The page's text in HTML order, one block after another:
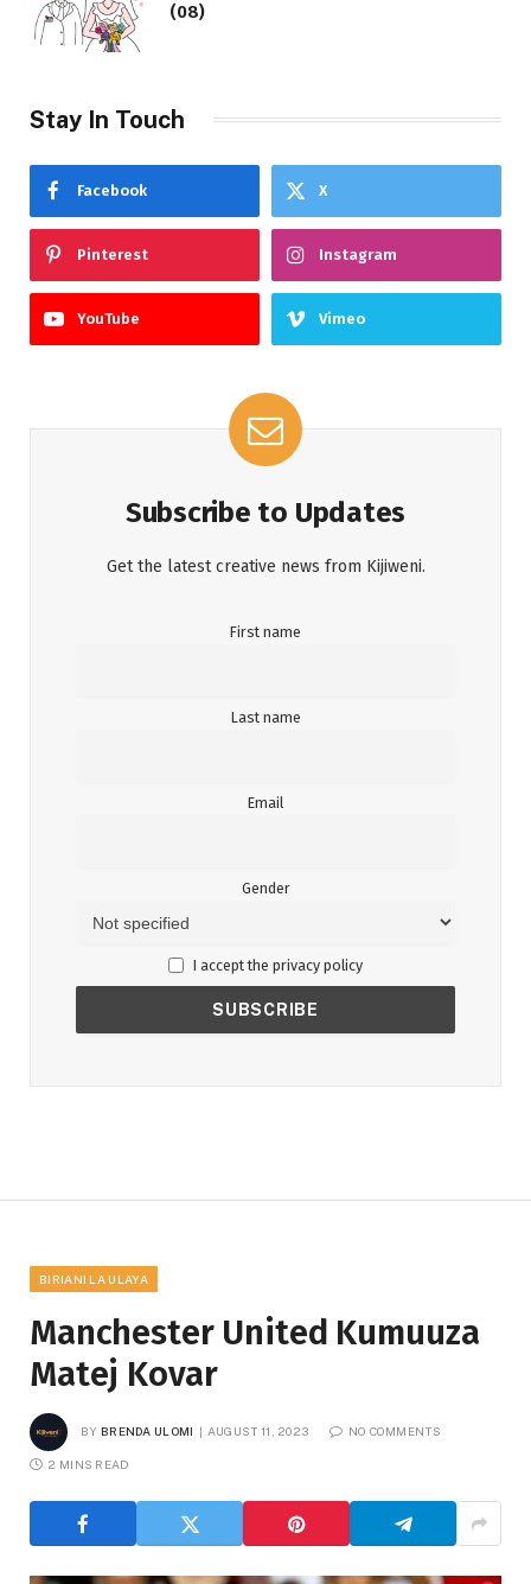
(08)
Stay In Touch
Facebook X
Pinterest Instagram
YouTube Vimeo
Subscribe to Updates
Get the latest creative news from Kijiweni.
First name
Last name
Email
Gender
I accept the privacy policy
BIRIANI LA ULAYA
Manchester United Kumuuza
Matej Kovar
BY BRENDA ULOMI AUGUST 11, 2023 NO COMMENTS
2 MINS READ